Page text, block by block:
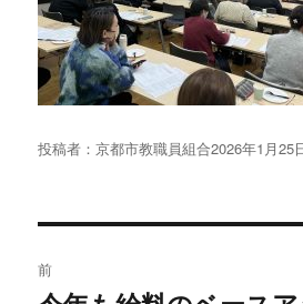
投稿者：京都市教職員組合投
2026年1月25
稿
前